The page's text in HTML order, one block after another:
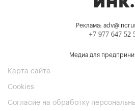
Реклама:
+7 977 647 52
Медиа для
Карта сайта
Cookies
Согласие на обработку